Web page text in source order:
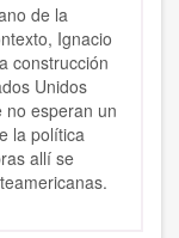
de la
Ignacio
construcción
Unidos
no esperan un
la política
allí se